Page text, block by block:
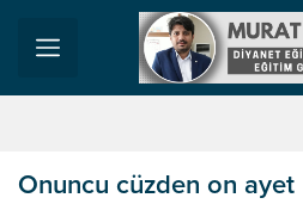
Onuncu cüzden on ayet